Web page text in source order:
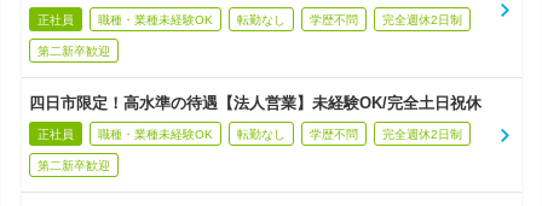
正社員 職種・業種未経験OK 転勤なし 学歴不問 完全週休2日制
第二新卒歓迎
四日市限定！高水準の待遇【法人営業】未経験OK/完全土日祝休
正社員 職種・業種未経験OK 転勤なし 学歴不問 完全週休2日制
第二新卒歓迎